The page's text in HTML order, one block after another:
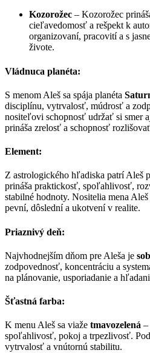
Kozorožec – Kozorožec
cieľavedomosť a rešpekt k
organizovaní, pracovití a s
živote.
Vládnuca planéta:
S menom Aleš sa spája planéta
disciplínu, vytrvalosť, múdrosť a
nositeľovi schopnosť udržať si smer
prináša zrelosť a schopnosť
Element:
Z astrologického hľadiska patrí Aleš
prináša praktickosť, spoľahlivosť,
stabilné hodnoty. Nositelia mena
pevní, dôslední a ukotvení v realite.
Priaznivý deň:
Najvhodnejším dňom pre Aleša je
zodpovednosť, koncentráciu a
na plánovanie, usporiadanie a
Šťastná farba:
K menu Aleš sa viaže tmavozelená –
spoľahlivosť, pokoj a trpezlivosť.
vytrvalosť a vnútornú stabilitu.